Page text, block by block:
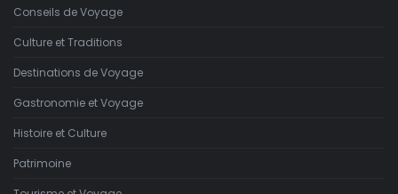
Conseils de Voyage
Culture et Traditions
Destinations de Voyage
Gastronomie et Voyage
Histoire et Culture
Patrimoine